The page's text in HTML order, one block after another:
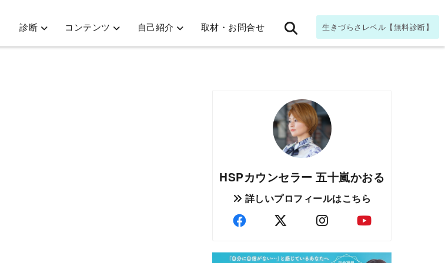
診断 コンテンツ 自己紹介 取材・お問合せ 生きづらさレベル【無料診断】
HSPカウンセラー 五十嵐かおる
詳しいプロフィールはこちら